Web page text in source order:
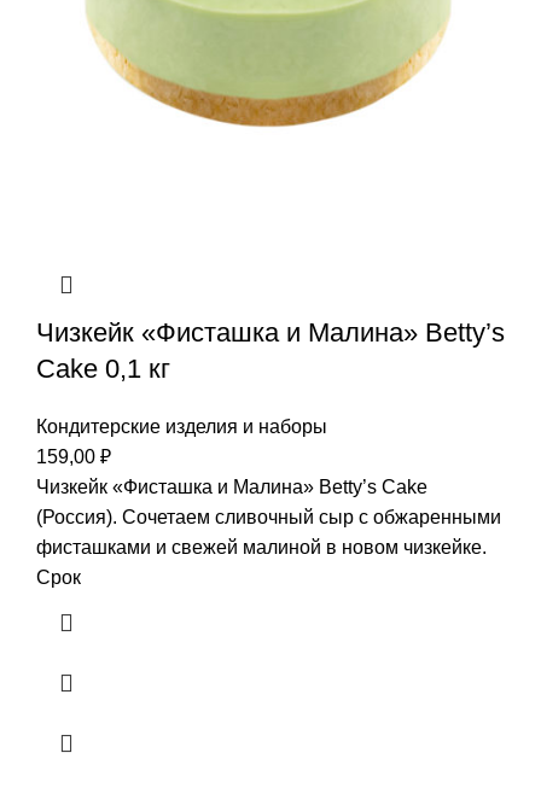
Чизкейк «Фисташка и Малина» Betty’s
Cake 0,1 кг
Кондитерские изделия и наборы
159,00 ₽
Чизкейк «Фисташка и Малина» Betty’s Cake
(Россия). Сочетаем сливочный сыр с обжаренными
фисташками и свежей малиной в новом чизкейке.
Срок